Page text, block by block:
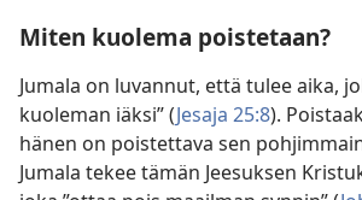
Miten kuolema poistetaan?
Jumala on luvannut, että tulee aika,
kuoleman iäksi” (Jesaja 25:8).
hänen on poistettava sen
Jumala tekee tämän Jeesuksen